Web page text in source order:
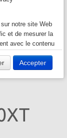
notre site Web
et de mesurer la
avec le contenu
ads?hl=fr
Accepter